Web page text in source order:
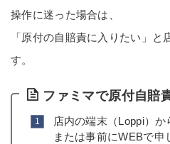
操作に迷った場合は、
「原付の自賠責に入りたい」
す。
ファミマで原付自賠
店内の端末（Loppi）か
または事前にWEBで申